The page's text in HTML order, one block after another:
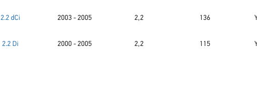
2.2 dCi 2003 - 2005 2,2 136
2.2 Di 2000 - 2005 2,2 115